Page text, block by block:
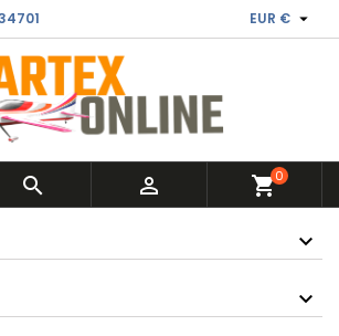
EUR € 
  shopping_cart0